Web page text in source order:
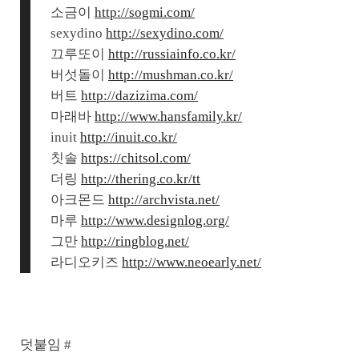
소금이http://sogmi.com/
sexydinohttp://sexydino.com/
끄루또이http://russiainfo.co.kr/
버섯돌이http://mushman.co.kr/
버트http://dazizima.com/
마래바http://www.hansfamily.kr/
inuithttp://inuit.co.kr/
칫솔https://chitsol.com/
더링http://thering.co.kr/tt
아크몬드http://archvista.net/
마루http://www.designlog.org/
그만http://ringblog.net/
라디오키즈http://www.neoearly.net/
덧붙임 #